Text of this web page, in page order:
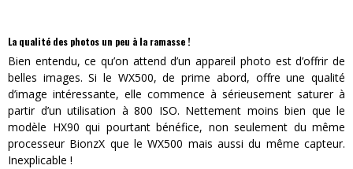
La qualité des photos un peu à la ramasse !
Bien entendu, ce qu’on attend d’un appareil photo est d’offrir de
belles images. Si le WX500, de prime abord, offre une qualité
d’image intéressante, elle commence à sérieusement saturer à
partir d’un utilisation à 800 ISO. Nettement moins bien que le
modèle HX90 qui pourtant bénéfice, non seulement du même
processeur BionzX que le WX500 mais aussi du même capteur.
Inexplicable !